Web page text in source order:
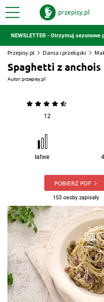
NEWSLETTER - Otrzymuj sezonowe
Przepisy.pl Dania i przekąski
Spaghetti z anchois
Autor:przepisy.pl
12
łatwe
POBIERZ PDF
153 osoby zapisały